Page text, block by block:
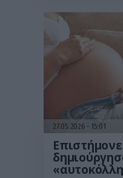
27.05.2026 15:01